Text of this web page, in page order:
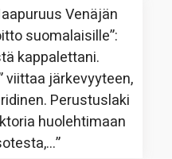
Venäjän
suomalaisille”:
kappalettani.
viittaa järkevyyteen,
Perustuslaki
huolehtimaan
”